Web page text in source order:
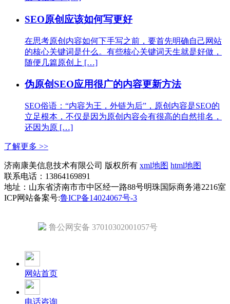
SEO原创应该如何写更好
在思考原创内容如何下手写之前，要首先明确自己网站
的核心关键词是什么。有些核心关键词天生就是好做，
随便几篇原创上 […]
伪原创SEO应用很广的内容更新方法
SEO俗语：“内容为王，外链为后”，原创内容是SEO的
立足根本，不仅是因为原创内容会有很高的自然排名，
还因为原 […]
了解更多 >>
济南康美信息技术有限公司 版权所有 xml地图 html地图
联系电话：13864169891
地址：山东省济南市市中区经一路88号明珠国际商务港2216室
ICP网站备案号:鲁ICP备14024067号-3
鲁公网安备 37010302001057号
网站首页
电话咨询